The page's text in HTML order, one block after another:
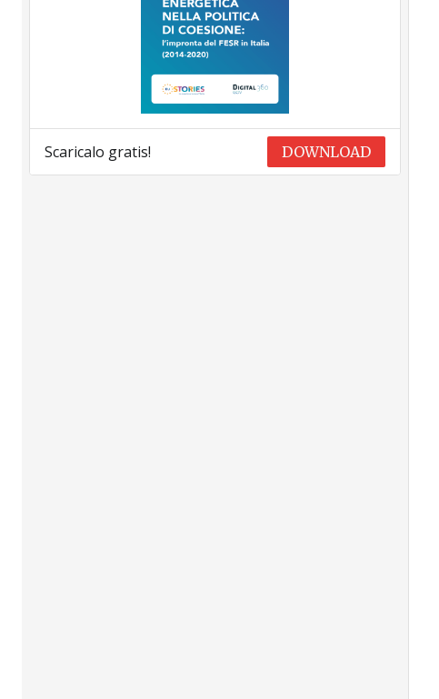
Scaricalo gratis! DOWNLOAD